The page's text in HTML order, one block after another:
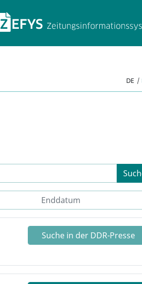
ZEFYS
DE |
Suche in der DDR-Presse